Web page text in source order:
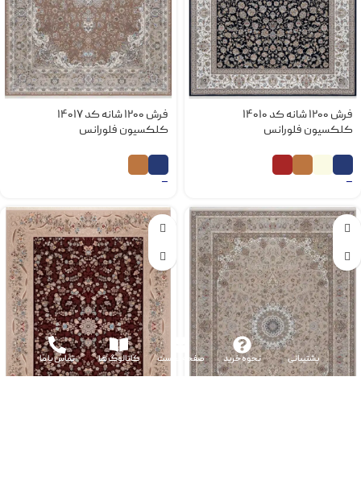
فرش 1200 شانه کد 14010
کلکسیون فلورانس
–
فرش 1200 شانه کد 14017
کلکسیون فلورانس
–
پشتیبانی نحوه خرید صفحه نخست کاتالوگ ها تماس با ما